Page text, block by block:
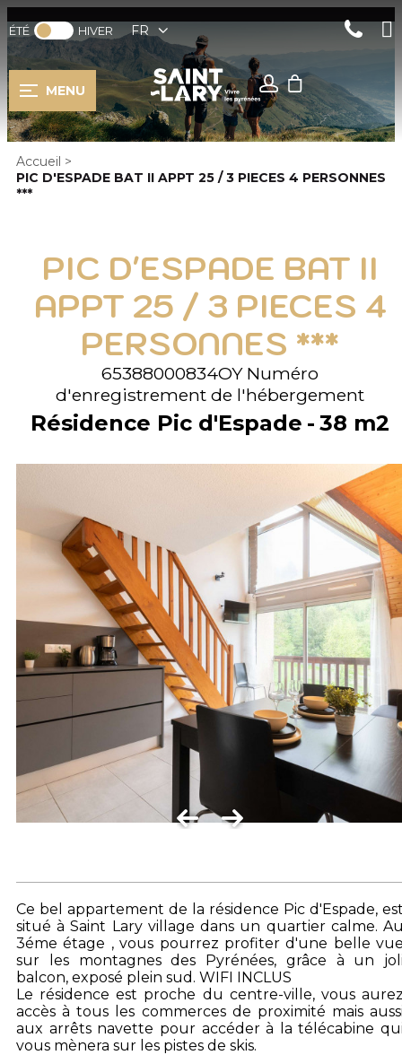
ÉTÉ HIVER FR
MENU
Accueil >
PIC D'ESPADE BAT II APPT 25 / 3 PIECES 4 PERSONNES
***
PIC D'ESPADE BAT II
APPT 25 / 3 PIECES 4
PERSONNES ***
65388000834OY Numéro
d'enregistrement de l'hébergement
Résidence Pic d'Espade 38 m2
Ce bel appartement de la résidence Pic d'Espade,
situé à Saint Lary village dans un quartier calme.
3éme étage , vous pourrez profiter d'une belle
sur les montagnes des Pyrénées, grâce à un
balcon, exposé plein sud. WIFI INCLUS
Le résidence est proche du centre-ville, vous
accès à tous les commerces de proximité mais
aux arrêts navette pour accéder à la télécabine
vous mènera sur les pistes de skis.